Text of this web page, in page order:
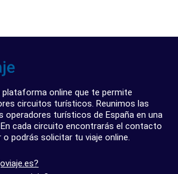
plataforma online que te permite
circuitos turísticos. Reunimos las
turísticos de España en una
cada circuito encontrarás el contacto
o podrás solicitar tu viaje online.